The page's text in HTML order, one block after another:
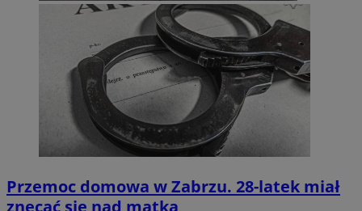
Przemoc domowa w Zabrzu. 28-latek miał
znęcać się nad matką